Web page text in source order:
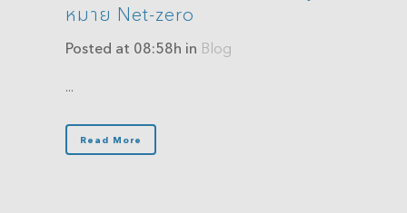
หมาย Net-zero
Posted at 08:58h in Blog
...
Read More